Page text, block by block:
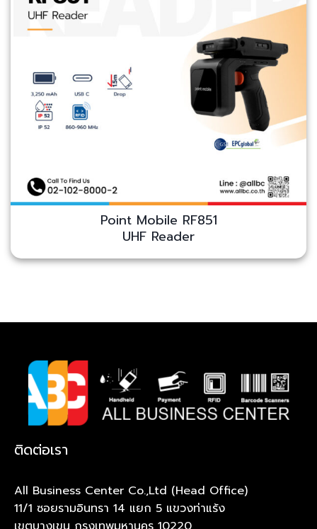
Point Mobile RF851
UHF Reader
ติดต่อเรา
All Business Center Co.,Ltd (Head Office)
11/1 ซอยรามอินทรา 14 แยก 5 แขวงท่าแร้ง